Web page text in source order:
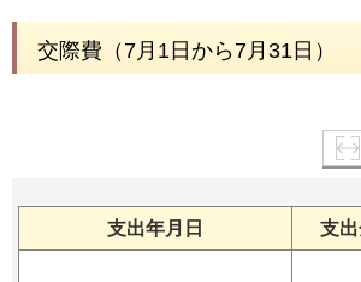
交際費（7月1日から7月31日）
支出年月日 支
0